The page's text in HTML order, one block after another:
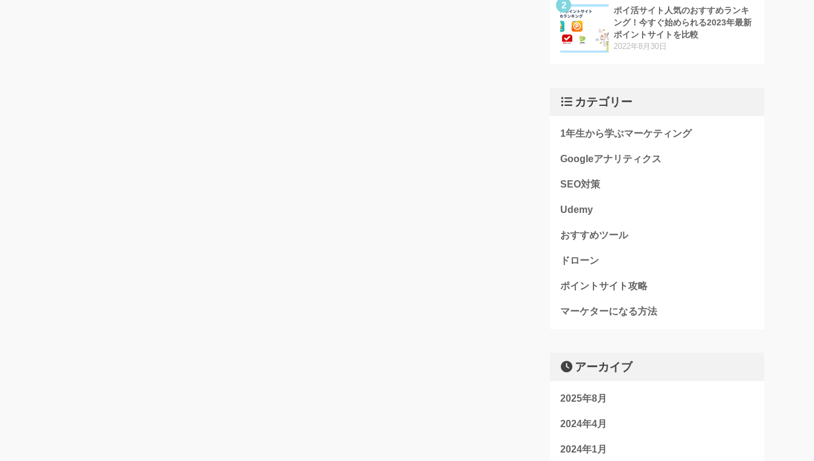
2
ポイ活サイト人気のおすすめランキ
ング！今すぐ始められる2023年最新
ポイントサイトを比較
2022年8月30日
カテゴリー
1年生から学ぶマーケティング
Googleアナリティクス
SEO対策
Udemy
おすすめツール
ドローン
ポイントサイト攻略
マーケターになる方法
アーカイブ
2025年8月
2024年4月
2024年1月